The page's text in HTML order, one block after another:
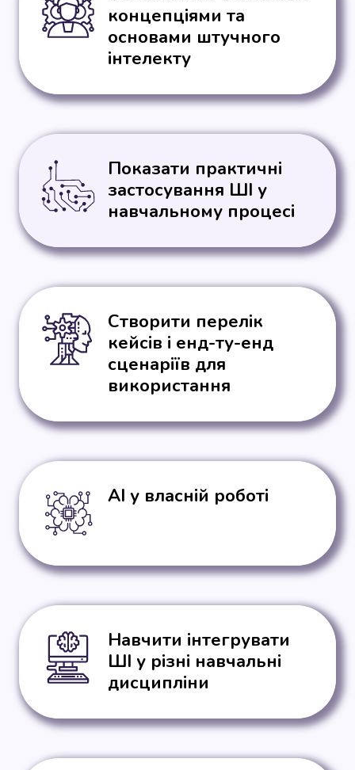
концепціями та
основами штучного
інтелекту
Показати практичні
застосування ШІ у
навчальному процесі
Створити перелік
кейсів і енд-ту-енд
сценаріїв для
використання
АІ у власній роботі
Навчити інтегрувати
ШІ у різні навчальні
дисципліни